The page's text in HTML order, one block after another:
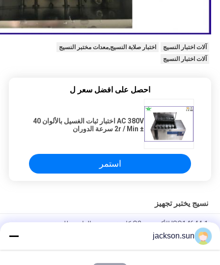
آلات اختبار النسيج
اختبار صلابة النسيج,معدات مختبر النسيج
آلات اختبار النسيج
احصل على افضل سعر ل
AC 380V اختبار ثبات الغسيل بالألوان 40
± 2r / Min سرعة الدوران
استمر
نسيج يختبر تجهيز
ISO14644-1 الأكسجين O2 كاشف تسرب الغاز محلل تذوب - مرشح
القماش في مهب الغبار اختبار الوجه واقية للكشف عن النسيج
ASTM D5362 معدات اختبار النسيج / كيس فول القماش Snagging
jackson.sun